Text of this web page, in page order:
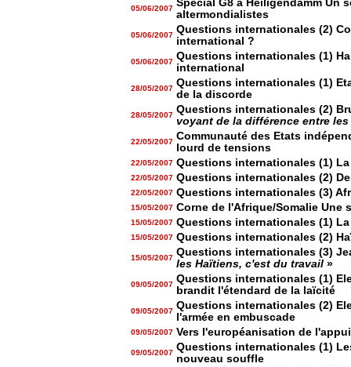
05/06/2007 Spécial G8 à Heiligendamm Un
altermondialistes
05/06/2007 Questions internationales (2)
international ?
05/06/2007 Questions internationales (1)
international
28/05/2007 Questions internationales (1)
de la discorde
28/05/2007 Questions internationales (2)
voyant de la différence entre
22/05/2007 Communauté des Etats
lourd de tensions
22/05/2007 Questions internationales (1)
22/05/2007 Questions internationales (2)
22/05/2007 Questions internationales (3)
15/05/2007 Corne de l'Afrique/Somalie
15/05/2007 Questions internationales (1)
15/05/2007 Questions internationales (2)
15/05/2007 Questions internationales (3)
les Haïtiens, c'est du travail »
09/05/2007 Questions internationales (1)
brandit l'étendard de la laïcité
09/05/2007 Questions internationales (2)
l'armée en embuscade
09/05/2007 Vers l'européanisation de
09/05/2007 Questions internationales (1)
nouveau souffle